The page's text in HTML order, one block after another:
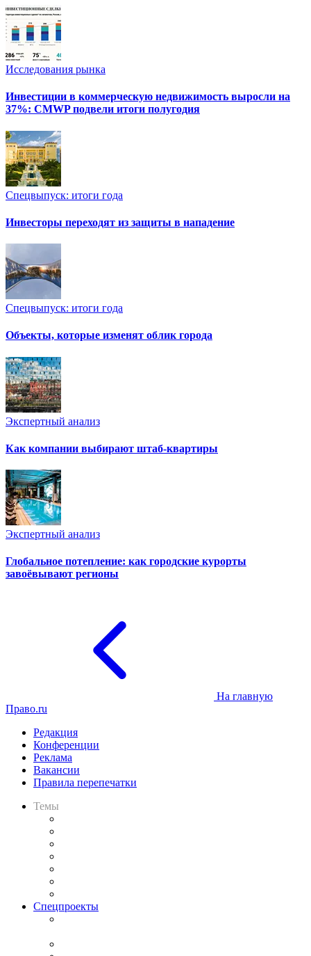
Исследования рынка
Инвестиции в коммерческую недвижимость выросли на
37%: CMWP подвели итоги полугодия
Спецвыпуск: итоги года
Инвесторы переходят из защиты в нападение
Спецвыпуск: итоги года
Объекты, которые изменят облик города
Экспертный анализ
Как компании выбирают штаб-квартиры
Экспертный анализ
Глобальное потепление: как городские курорты
завоёвывают регионы
На главную
Право.ru
Редакция
Конференции
Реклама
Вакансии
Правила перепечатки
Темы
Спецпроекты